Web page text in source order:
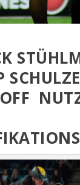
SCHULZE